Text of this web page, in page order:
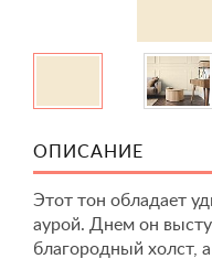
ОПИСАНИЕ
Этот тон обладает
аурой. Днем он
благородный холст,